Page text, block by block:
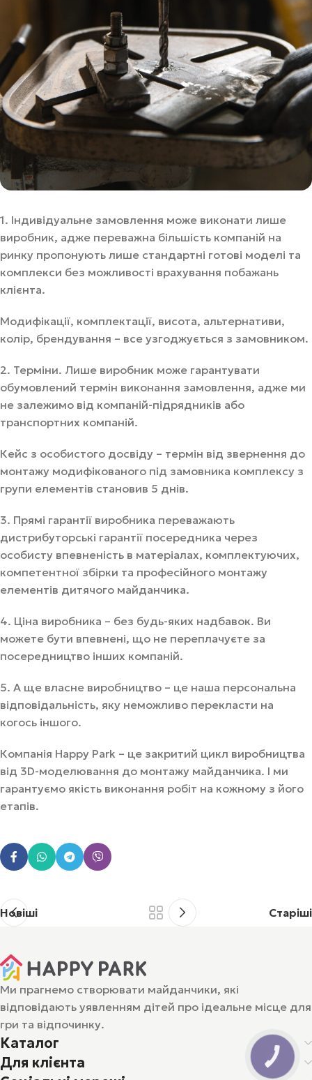
1. Індивідуальне замовлення може виконати лише
виробник, адже переважна більшість компаній на
ринку пропонують лише стандартні готові моделі та
комплекси без можливості врахування побажань
клієнта.
Модифікації, комплектації, висота, альтернативи,
колір, брендування – все узгоджується з замовником.
2. Терміни. Лише виробник може гарантувати
обумовлений термін виконання замовлення, адже ми
не залежимо від компаній-підрядників або
транспортних компаній.
Кейс з особистого досвіду – термін від звернення до
монтажу модифікованого під замовника комплексу з
групи елементів становив 5 днів.
3. Прямі гарантії виробника переважають
дистрибуторські гарантії посередника через
особисту впевненість в матеріалах, комплектуючих,
компетентної збірки та професійного монтажу
елементів дитячого майданчика.
4. Ціна виробника – без будь-яких надбавок. Ви
можете бути впевнені, що не переплачуєте за
посередництво інших компаній.
5. А ще власне виробництво – це наша персональна
відповідальність, яку неможливо перекласти на
когось іншого.
Компанія Happy Park – це закритий цикл виробництва
від 3D-моделювання до монтажу майданчика. І ми
гарантуємо якість виконання робіт на кожному з його
етапів.
Новіші Старіші
Ми прагнемо створювати майданчики, які
відповідають уявленням дітей про ідеальне місце для
гри та відпочинку.
Каталог
Для клієнта
КНОПКА
ЗВ'ЯЗКУ